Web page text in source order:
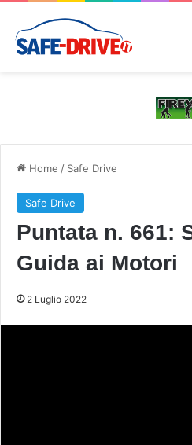
Home / Safe Drive
Safe Drive
Puntata n. 661:
Guida ai Motori
2 Luglio 2022